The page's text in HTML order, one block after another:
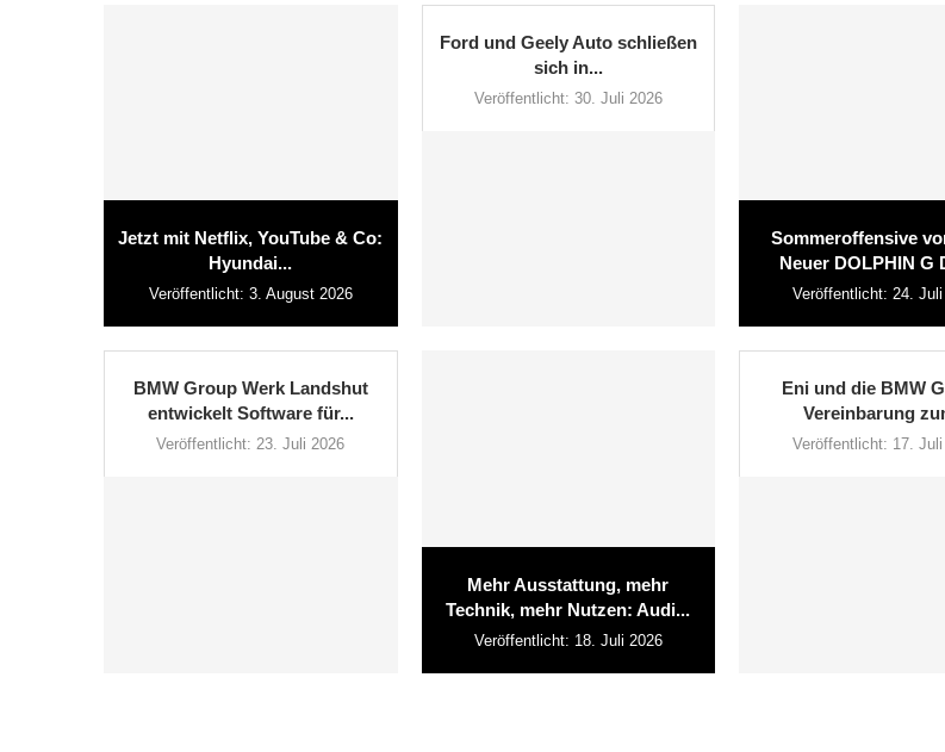
Jetzt mit Netflix, YouTube & Co:
Hyundai...
Veröffentlicht: 3. August 2026
Ford und Geely Auto schließen
sich in...
Veröffentlicht: 30. Juli 2026
Sommeroffensive
Neuer DOLPHIN G
Veröffentlicht: 24. Juli
BMW Group Werk Landshut
entwickelt Software für...
Veröffentlicht: 23. Juli 2026
Mehr Ausstattung, mehr
Technik, mehr Nutzen: Audi...
Veröffentlicht: 18. Juli 2026
Eni und die BMW
Vereinbarung
Veröffentlicht: 17.